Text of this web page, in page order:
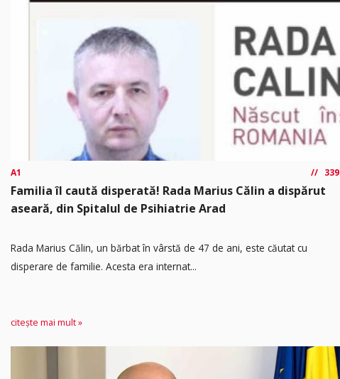
A1 339
Familia îl caută disperată! Rada Marius Călin a dispărut
aseară, din Spitalul de Psihiatrie Arad
Rada Marius Călin, un bărbat în vârstă de 47 de ani, este căutat cu
disperare de familie. Acesta era internat...
citește mai mult »